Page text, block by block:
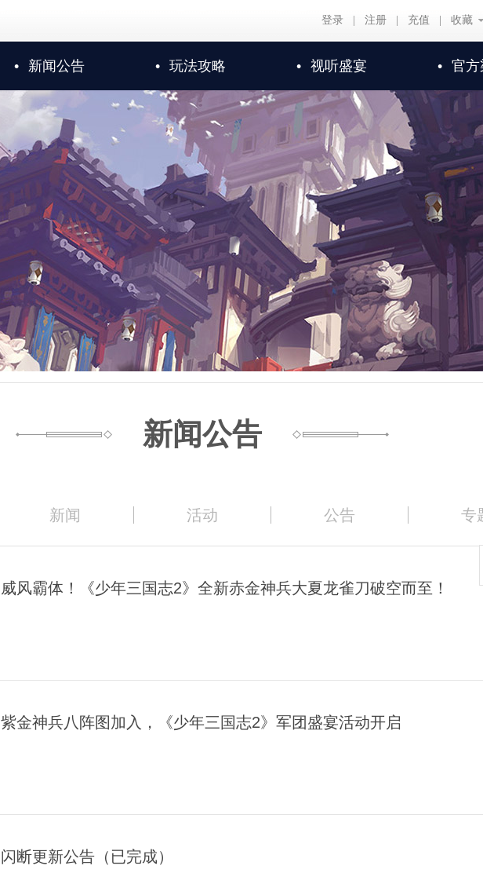
登录 注册 充值 收藏
收藏
• 新闻公告 • 玩法攻略 • 视听盛宴 • 官方
新闻公告
新闻 活动 公告 专
威风霸体！《少年三国志2》全新赤金神兵大夏龙雀刀破空而至！
紫金神兵八阵图加入，《少年三国志2》军团盛宴活动开启
闪断更新公告（已完成）